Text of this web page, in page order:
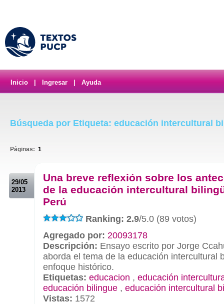
Inicio Ingresar Ayuda
Búsqueda por Etiqueta: educación intercultural
Páginas: 1
29/05
2013
Una breve reflexión sobre los
de la educación intercultural
Perú
Ranking: 2.9/5.0 (89 votos)
Agregado por: 20093178
Descripción: Ensayo escrito por Jorge
aborda el tema de la educación intercultural
enfoque histórico.
Etiquetas: educacion , educación
educación bilingue , educación intercultural
Vistas: 1572